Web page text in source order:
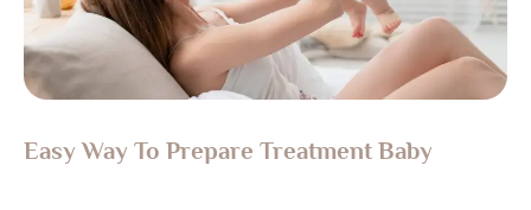
Easy Way To Prepare Treatment Baby